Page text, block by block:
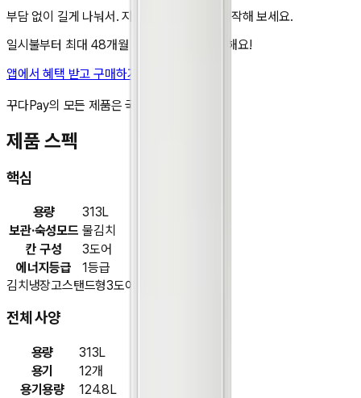
부담 없이 길게 나눠서. 지금 앱에서 렌탈을 시작해 보세요.
일시불부터 최대 48개월 무이자 할부도 가능해요!
앱에서 혜택 받고 구매하기
꾸다Pay의 모든 제품은 국내 정품입니다.
제품 스펙
핵심
용량
313L
보관·숙성모드 물김치
칸 구성
3도어
에너지등급
1등급
김치냉장고스탠드형3도어
전체 사양
용량
313L
용기
12개
용기용량
124.8L